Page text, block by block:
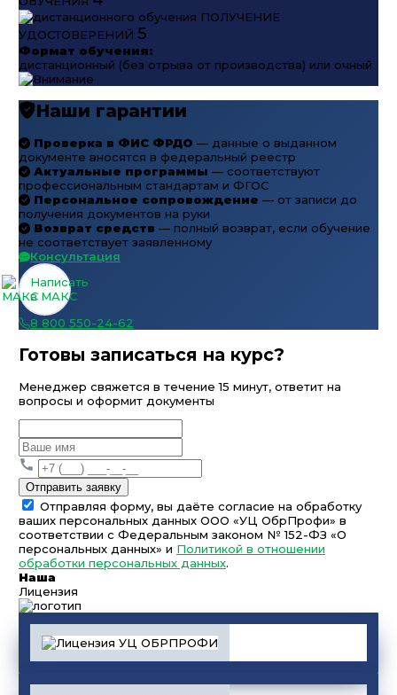
ПОЛУЧЕНИЕ
УДОСТОВЕРЕНИЙ 5
Формат обучения:
дистанционный (без отрыва от производства) или очный
Наши гарантии
Проверка в ФИС ФРДО — данные о выданном
документе вносятся в федеральный реестр
Актуальные программы — соответствуют
профессиональным стандартам и ФГОС
Персональное сопровождение — от записи до
получения документов на руки
Возврат средств — полный возврат, если обучение
не соответствует заявленному
Консультация
Написать
в МАКС
8 800 550-24-62
Готовы записаться на курс?
Менеджер свяжется в течение 15 минут, ответит на
вопросы и оформит документы
Отправить заявку
Отправляя форму, вы даёте согласие на обработку
ваших персональных данных ООО «УЦ ОбрПрофи» в
соответствии с Федеральным законом № 152-ФЗ «О
персональных данных» и Политикой в отношении
обработки персональных данных.
Наша
Лицензия